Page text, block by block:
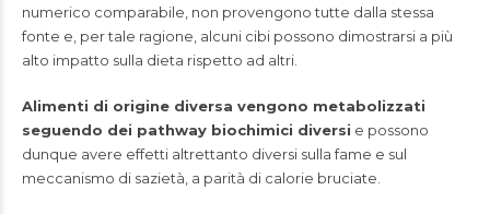
numerico comparabile, non provengono tutte dalla stessa
fonte e, per tale ragione, alcuni cibi possono dimostrarsi a più
alto impatto sulla dieta rispetto ad altri.
Alimenti di origine diversa vengono metabolizzati
seguendo dei pathway biochimici diversi e possono
dunque avere effetti altrettanto diversi sulla fame e sul
meccanismo di sazietà, a parità di calorie bruciate.